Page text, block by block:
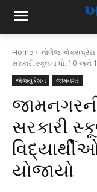
Home નોલેજ એક્સપ્રેસ
સરકારી સ્કૂલમાં ધો. 10 અને
એજ્યુકેશન જામનગર
સરકારી
યોજાયો